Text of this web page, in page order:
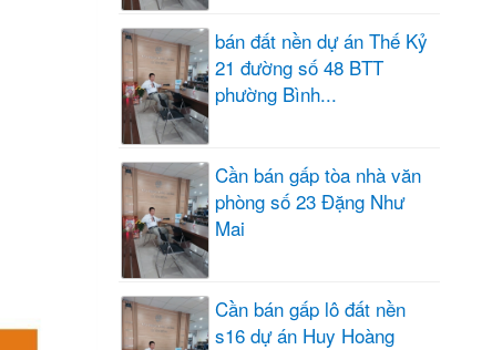
bán đất nền dự án Thế Kỷ
21 đường số 48 BTT
phường Bình...
Cần bán gấp tòa nhà văn
phòng số 23 Đặng Như
Mai
Cần bán gấp lô đất nền
s16 dự án Huy Hoàng